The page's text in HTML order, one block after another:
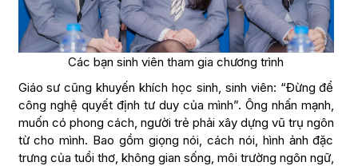
Các bạn sinh viên tham gia chương trình
Giáo sư cũng khuyến khích học sinh, sinh viên: “Đừng để
công nghệ quyết định tư duy của mình”. Ông nhấn mạnh,
muốn có phong cách, người trẻ phải xây dựng vũ trụ ngôn
từ cho mình. Bao gồm giọng nói, cách nói, hình ảnh đặc
trưng của tuổi thơ, không gian sống, môi trường ngôn ngữ,